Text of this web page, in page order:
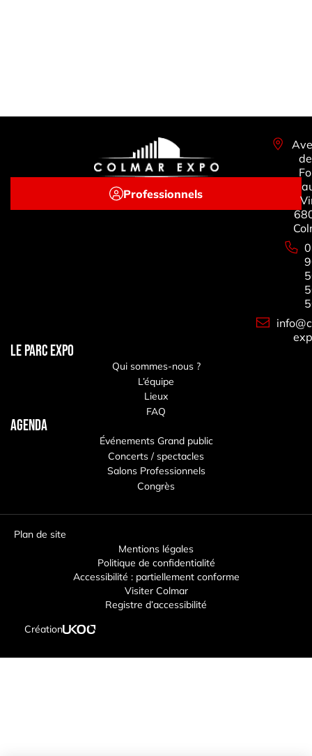
Professionnels
LE PARC EXPO
Qui sommes-nous ?
L’équipe
Lieux
FAQ
Agenda
Événements Grand public
Concerts / spectacles
Salons Professionnels
Congrès
Plan de site
Mentions légales
Politique de confidentialité
Accessibilité : partiellement conforme
Visiter Colmar
Registre d’accessibilité
Création